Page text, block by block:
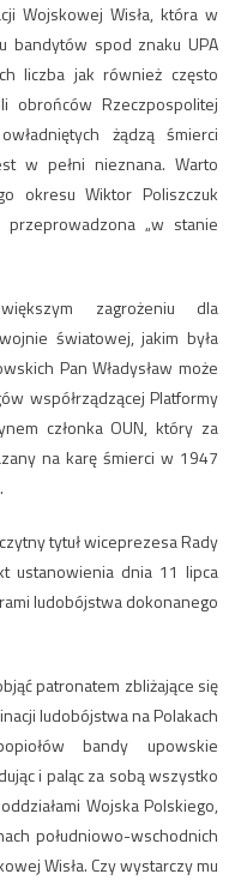
Wojskowej Wisła, która w
bandytów spod znaku UPA
liczba jak również często
obrońców Rzeczpospolitej
żądzą śmierci
w pełni nieznana. Warto
okresu Wiktor Poliszczuk
przeprowadzona „w stanie
zagrożeniu dla
światowej, jakim była
Pan Władysław może
współrządzącej Platformy
członka OUN, który za
na karę śmierci w 1947
.
tytuł wiceprezesa Rady
ustanowienia dnia 11 lipca
ludobójstwa dokonanego
patronatem zbliżające się
ludobójstwa na Polakach
bandy upowskie
i paląc za sobą wszystko
Wojska Polskiego,
południowo-wschodnich
Wisła. Czy wystarczy mu